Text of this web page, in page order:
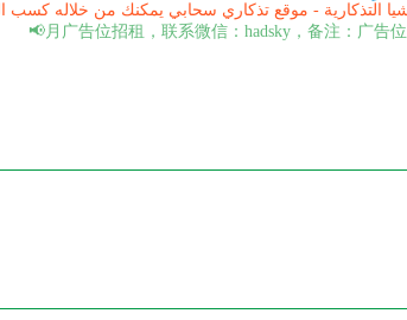
📢月广告位招租，联系微信：hadsky，备注：广告位